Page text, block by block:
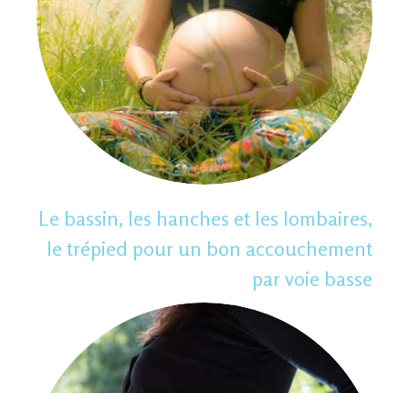
Le bassin, les hanches et les lombaires,
le trépied pour un bon accouchement
par voie basse